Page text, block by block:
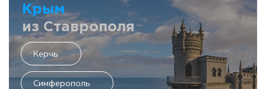
Крым
из Ставрополя
Керчь
Симферополь